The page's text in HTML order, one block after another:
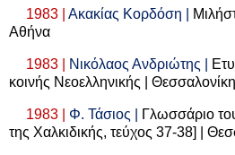
1983 | Ακακίας Κορδόση |
Αθήνα
1983 | Νικόλαος Ανδριώτης |
κοινής Νεοελληνικής | Θεσσαλονίκη
1983 | Φ. Τάσιος |
Γλωσσάριο
της Χαλκιδικής, τεύχος 37-38] |